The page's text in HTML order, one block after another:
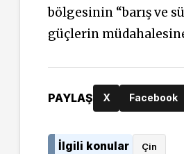
bölgesinin “barış ve
güçlerin
PAYLAŞ X Facebook
İlgili konular Çin